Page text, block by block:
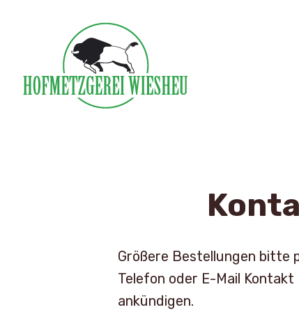
Größere Bestellungen bitte
Telefon oder E-Mail Kontakt
ankündigen.